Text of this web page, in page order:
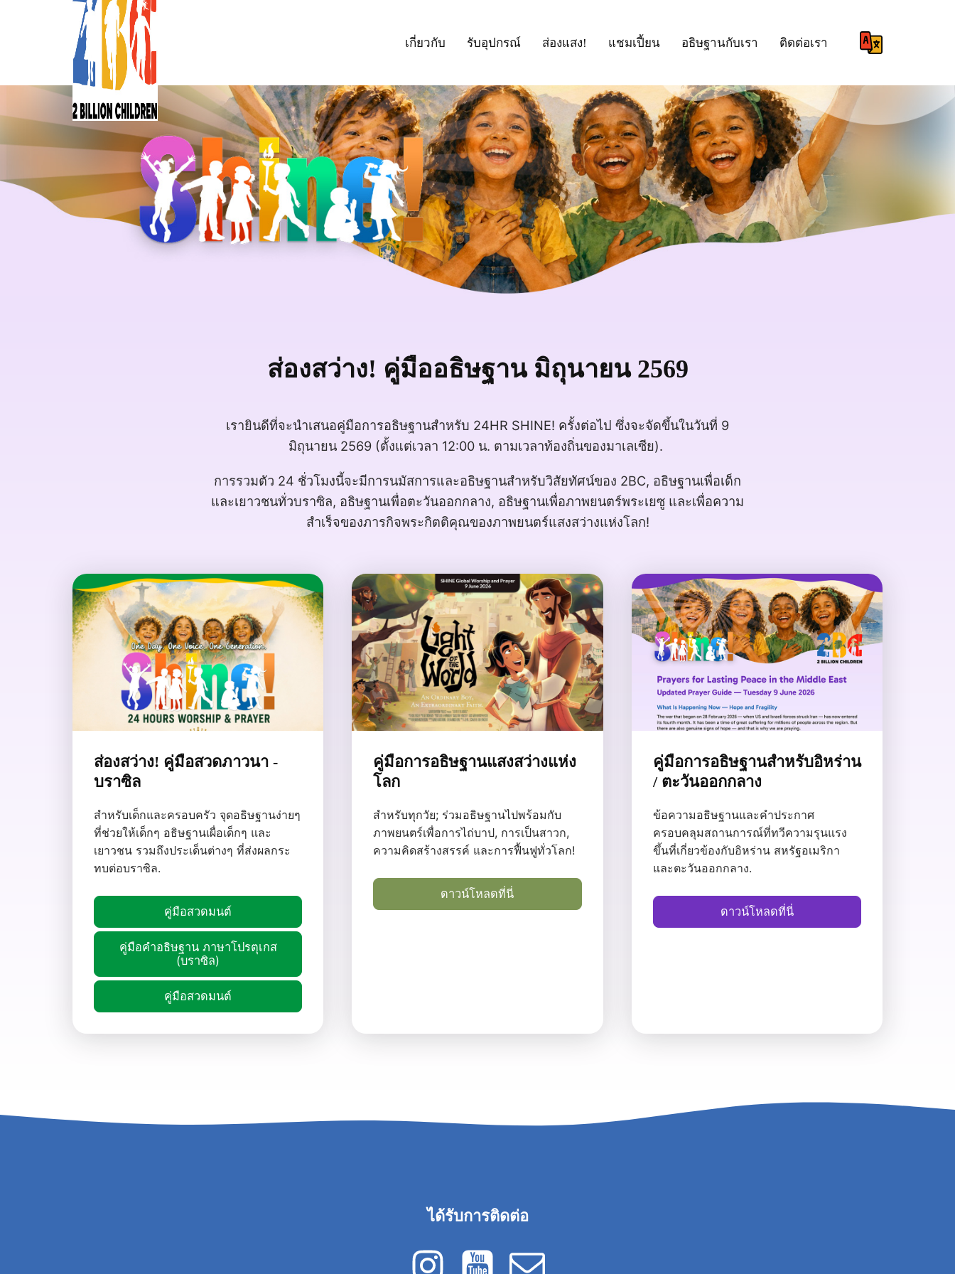
เกี่ยวกับ รับอุปกรณ์ ส่องแสง! แชมเปี้ยน อธิษฐานกับเรา ติดต่อเรา
ส่องสว่าง! คู่มืออธิษฐาน มิถุนายน 2569
เรายินดีที่จะนำเสนอคู่มือการอธิษฐานสำหรับ 24HR SHINE! ครั้งต่อไป ซึ่งจะจัดขึ้นในวันที่ 9
มิถุนายน 2569 (ตั้งแต่เวลา 12:00 น. ตามเวลาท้องถิ่นของมาเลเซีย).
การรวมตัว 24 ชั่วโมงนี้จะมีการนมัสการและอธิษฐานสำหรับวิสัยทัศน์ของ 2BC, อธิษฐานเพื่อเด็ก
และเยาวชนทั่วบราซิล, อธิษฐานเพื่อตะวันออกกลาง, อธิษฐานเพื่อภาพยนตร์พระเยซู และเพื่อความ
สำเร็จของภารกิจพระกิตติคุณของภาพยนตร์แสงสว่างแห่งโลก!
ส่องสว่าง! คู่มือสวดภาวนา -
บราซิล
สำหรับเด็กและครอบครัว จุดอธิษฐานง่ายๆ
ที่ช่วยให้เด็กๆ อธิษฐานเผื่อเด็กๆ และ
เยาวชน รวมถึงประเด็นต่างๆ ที่ส่งผลกระ
ทบต่อบราซิล.
คู่มือสวดมนต์
คู่มือคำอธิษฐาน ภาษาโปรตุเกส
(บราซิล)
คู่มือสวดมนต์
คู่มือการอธิษฐานแสงสว่างแห่ง
โลก
สำหรับทุกวัย; ร่วมอธิษฐานไปพร้อมกับ
ภาพยนตร์เพื่อการไถ่บาป, การเป็นสาวก,
ความคิดสร้างสรรค์ และการฟื้นฟูทั่วโลก!
ดาวน์โหลดที่นี่
คู่มือการอธิษฐานสำหรับอิหร่าน
/ ตะวันออกกลาง
ข้อความอธิษฐานและคำประกาศ
ครอบคลุมสถานการณ์ที่ทวีความรุนแรง
ขึ้นที่เกี่ยวข้องกับอิหร่าน สหรัฐอเมริกา
และตะวันออกกลาง.
ดาวน์โหลดที่นี่
ได้รับการติดต่อ